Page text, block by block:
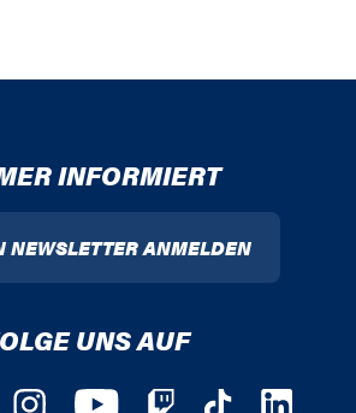
INFORMIERT
NEWSLETTER ANMELDEN
UNS AUF